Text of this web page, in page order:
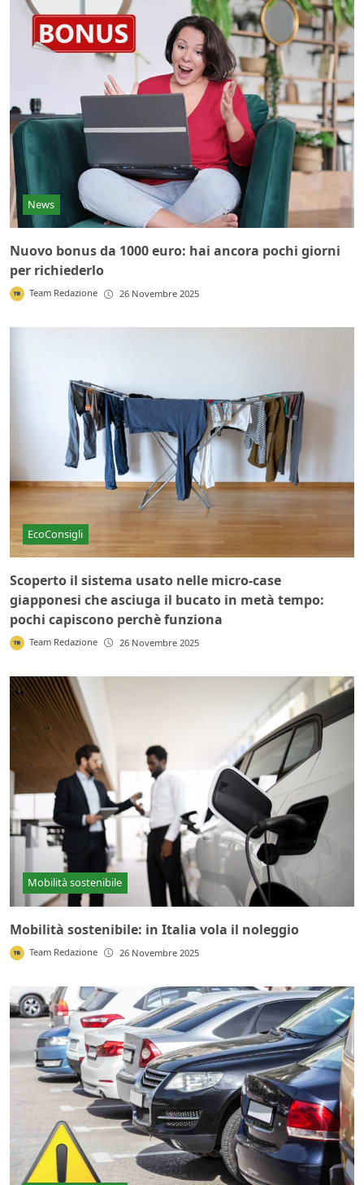
News
Nuovo bonus da 1000 euro: hai ancora pochi giorni
per richiederlo
Team Redazione 26 Novembre 2025
EcoConsigli
Scoperto il sistema usato nelle micro-case
giapponesi che asciuga il bucato in metà tempo:
pochi capiscono perchè funziona
Team Redazione 26 Novembre 2025
Mobilità sostenibile
Mobilità sostenibile: in Italia vola il noleggio
Team Redazione 26 Novembre 2025